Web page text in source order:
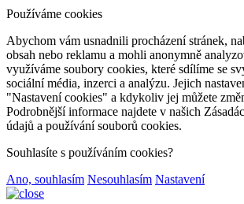
Používáme cookies
Abychom vám usnadnili procházení stránek,
obsah nebo reklamu a mohli anonymně
využíváme soubory cookies, které sdílíme se
sociální média, inzerci a analýzu. Jejich
"Nastavení cookies" a kdykoliv jej můžete
Podrobnější informace najdete v našich
údajů a používání souborů cookies.
Souhlasíte s používáním cookies?
Ano, souhlasím Nesouhlasím Nastavení